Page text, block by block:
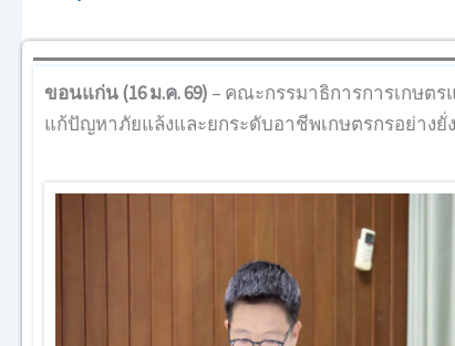
ขอนแก่น (16 ม.ค. 69) – คณะกรรมาธิการการเกษต
แก้ปัญหาภัยแล้งและยกระดับอาชีพเกษตรกรอย่างยั่